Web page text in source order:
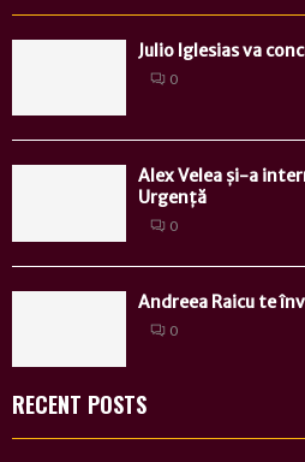
Julio Iglesias va
0
Alex Velea și-a
Urgență
0
Andreea Raicu te
0
RECENT POSTS